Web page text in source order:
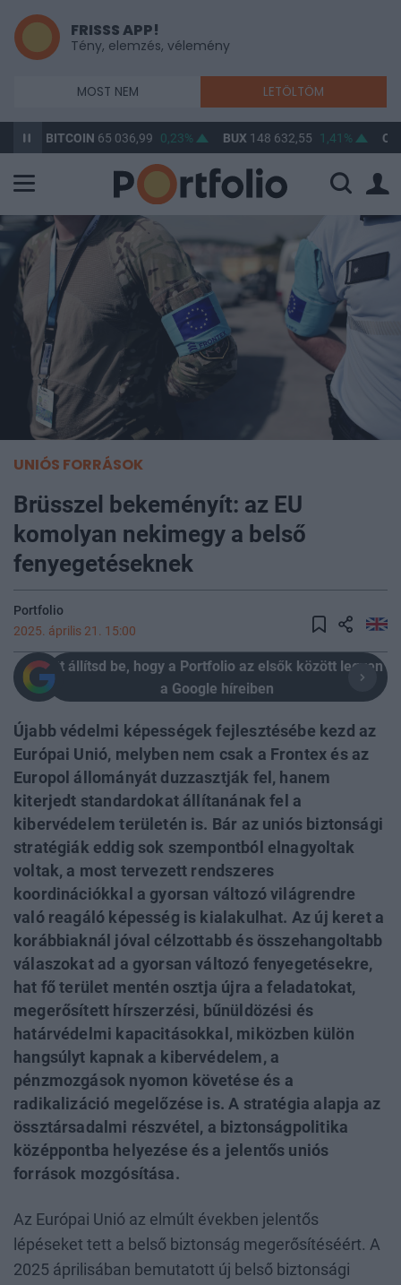
FRISSS APP!
Tény, elemzés, vélemény
MOST NEM LETÖLTÖM
BITCOIN 65 036,99 0,23% BUX 148 632,55 1,41% OTP 46
UNIÓS FORRÁSOK
Brüsszel bekeményít: az EU
komolyan nekimegy a belső
fenyegetéseknek
Portfolio
2025. április 21. 15:00
Itt állítsd be, hogy a Portfolio az elsők között legyen
a Google híreiben
Újabb védelmi képességek fejlesztésébe kezd az
Európai Unió, melyben nem csak a Frontex és az
Europol állományát duzzasztják fel, hanem
kiterjedt standardokat állítanának fel a
kibervédelem területén is. Bár az uniós biztonsági
stratégiák eddig sok szempontból elnagyoltak
voltak, a most tervezett rendszeres
koordinációkkal a gyorsan változó világrendre
való reagáló képesség is kialakulhat. Az új keret a
korábbiaknál jóval célzottabb és összehangoltabb
válaszokat ad a gyorsan változó fenyegetésekre,
hat fő terület mentén osztja újra a feladatokat,
megerősített hírszerzési, bűnüldözési és
határvédelmi kapacitásokkal, miközben külön
hangsúlyt kapnak a kibervédelem, a
pénzmozgások nyomon követése és a
radikalizáció megelőzése is. A stratégia alapja az
össztársadalmi részvétel, a biztonságpolitika
középpontba helyezése és a jelentős uniós
források mozgósítása.
Az Európai Unió az elmúlt években jelentős
lépéseket tett a belső biztonság megerősítéséért. A
2025 áprilisában bemutatott új belső biztonsági